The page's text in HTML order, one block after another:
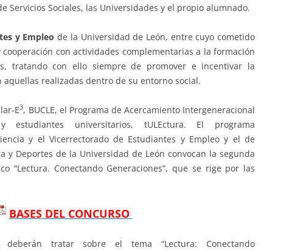
Servicios Sociales, las Universidades y el propio alumnado.
y Empleode la Universidad de León, entre cuyo cometido
con actividades complementarias a la formación
tratando con ello siempre de promover e incentivar la
realizadas dentro de su entorno social.
E3, BUCLE, el Programa de Acercamiento Intergeneracional
estudiantes universitarios, tULEctura. El programa
y el Vicerrectorado de Estudiantes y Empleo y el de
y Deportes de la Universidad de León convocan la segunda
“Lectura. Conectando Generaciones”, que se rige por las
BASES DEL CONCURSO
tratar sobre el tema “Lectura: Conectando